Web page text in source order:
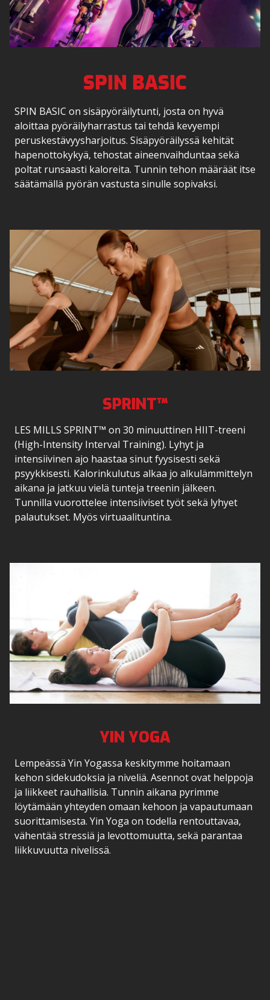
SPIN BASIC
SPIN BASIC on sisäpyöräilytunti, josta on hyvä
aloittaa pyöräilyharrastus tai tehdä kevyempi
peruskestävyysharjoitus. Sisäpyöräilyssä kehität
hapenottokykyä, tehostat aineenvaihduntaa sekä
poltat runsaasti kaloreita. Tunnin tehon määräät itse
säätämällä pyörän vastusta sinulle sopivaksi.
SPRINT™
LES MILLS SPRINT™ on 30 minuuttinen HIIT-treeni
(High-Intensity Interval Training). Lyhyt ja
intensiivinen ajo haastaa sinut fyysisesti sekä
psyykkisesti. Kalorinkulutus alkaa jo alkulämmittelyn
aikana ja jatkuu vielä tunteja treenin jälkeen.
Tunnilla vuorottelee intensiiviset työt sekä lyhyet
palautukset. Myös virtuaalituntina.
YIN YOGA
Lempeässä Yin Yogassa keskitymme hoitamaan
kehon sidekudoksia ja niveliä. Asennot ovat helppoja
ja liikkeet rauhallisia. Tunnin aikana pyrimme
löytämään yhteyden omaan kehoon ja vapautumaan
suorittamisesta. Yin Yoga on todella rentouttavaa,
vähentää stressiä ja levottomuutta, sekä parantaa
liikkuvuutta nivelissä.